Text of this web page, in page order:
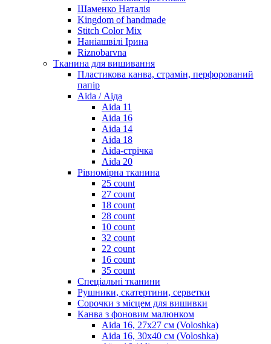
Шаменко Наталія
Kingdom of handmade
Stitch Color Mix
Наніашвілі Ірина
Riznobarvna
Тканина для вишивання
Пластикова канва, страмін, перфорований
папір
Aida / Аіда
Aida 11
Aida 16
Aida 14
Aida 18
Aida-стрічка
Aida 20
Рівномірна тканина
25 count
27 count
18 count
28 count
10 count
32 count
22 count
16 count
35 count
Спеціальні тканини
Рушники, скатертини, серветки
Сорочки з місцем для вишивки
Канва з фоновим малюнком
Aida 16, 27х27 см (Voloshka)
Aida 16, 30х40 см (Voloshka)